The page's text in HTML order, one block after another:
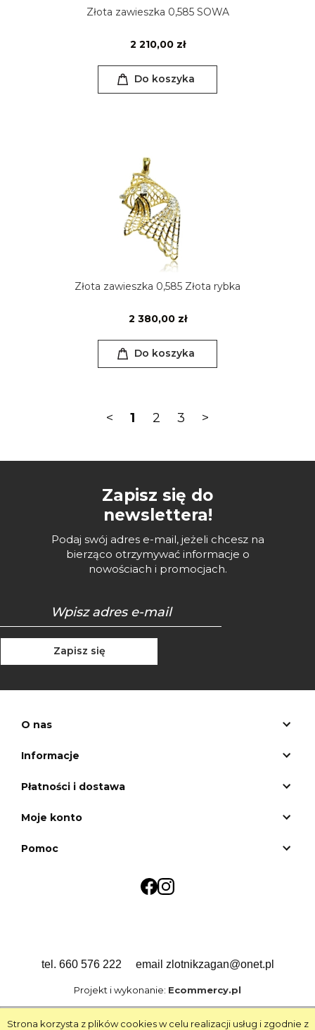
Strona korzysta z plików cookies w celu realizacji usług i zgodnie z
Złota zawieszka 0,585 SOWA
2 210,00 zł
Do koszyka
Złota zawieszka 0,585 Złota rybka
2 380,00 zł
Do koszyka
< 1 2 3 >
Zapisz się do
newslettera!
Podaj swój adres e-mail, jeżeli chcesz na
bierząco otrzymywać informacje o
nowościach i promocjach.
Zapisz się
O nas
Informacje
Płatności i dostawa
Moje konto
Pomoc
tel. 660 576 222 email zlotnikzagan@onet.pl
Projekt i wykonanie: Ecommercy.pl
Pokaż pełną wersję strony